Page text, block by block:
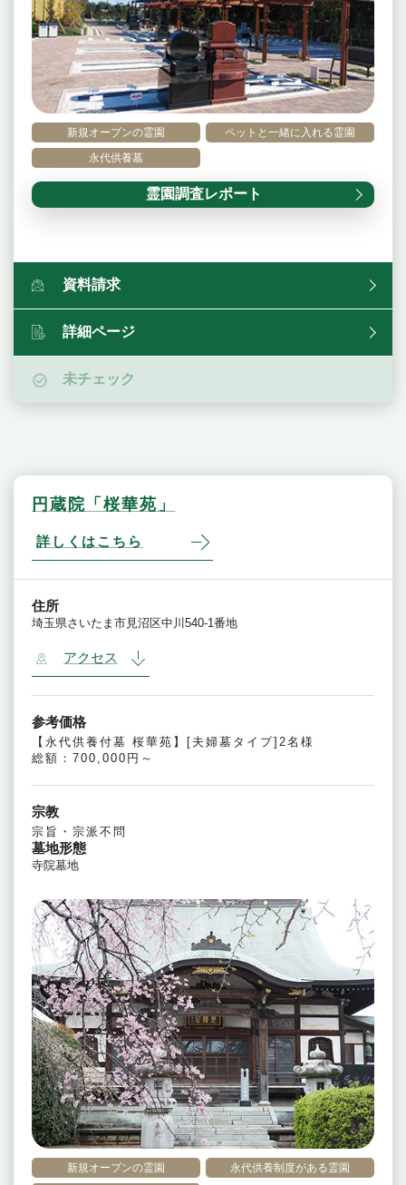
新規オープンの霊園
ペットと一緒に入れる霊園
永代供養墓
霊園調査レポート
資料請求
詳細ページ
未チェック
円蔵院「桜華苑」
詳しくはこちら
新規オープンの霊園
永代供養制度がある霊園
住所
埼玉県さいたま市見沼区中川540-1番地
アクセス
参考価格
【永代供養付墓 桜華苑】[夫婦墓タイプ]2名様
総額：700,000円～
宗教
宗旨・宗派不問
墓地形態
寺院墓地